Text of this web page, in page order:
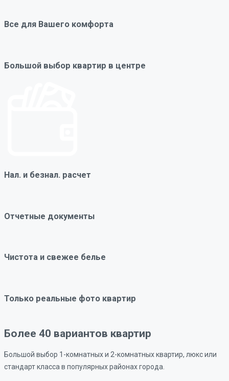
Все для Вашего комфорта
Большой выбор квартир в центре
Нал. и безнал. расчет
Отчетные документы
Чистота и свежее белье
Только реальные фото квартир
Более 40 вариантов квартир
Большой выбор 1-комнатных и 2-комнатных квартир, люкс или
стандарт класса в популярных районах города.